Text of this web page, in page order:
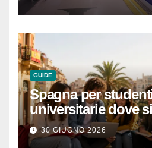
GUIDE
Spagna per
universitarie dove
meglio e con una
notturna
30 GIUGNO 2026